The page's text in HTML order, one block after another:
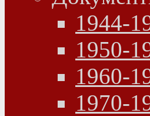
1944-
1950-
1960-
1970-